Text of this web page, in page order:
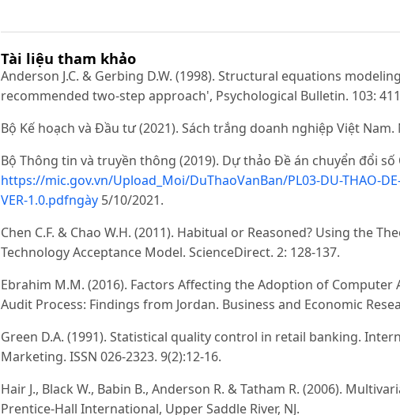
Tài liệu tham khảo
Anderson J.C. & Gerbing D.W. (1998). Structural equations
recommended two-step approach', Psychological Bulletin. 103:
Bộ Kế hoạch và Đầu tư (2021). Sách trắng doanh nghiệp Việt
Bộ Thông tin và truyền thông (2019). Dự thảo Đề án chuyển đổi số
https://mic.gov.vn/Upload_Moi/DuThaoVanBan/PL03-DU-THAO-
VER-1.0.pdfngày5/10/2021.
Chen C.F. & Chao W.H. (2011). Habitual or Reasoned? Using the
Technology Acceptance Model. ScienceDirect. 2: 128-137.
Ebrahim M.M. (2016). Factors Affecting the Adoption of Computer
Audit Process: Findings from Jordan. Business and Economic
Green D.A. (1991). Statistical quality control in retail banking.
Marketing. ISSN 026-2323. 9(2):12-16.
Hair J., Black W., Babin B., Anderson R. & Tatham R. (2006).
Prentice-Hall International, Upper Saddle River, NJ.